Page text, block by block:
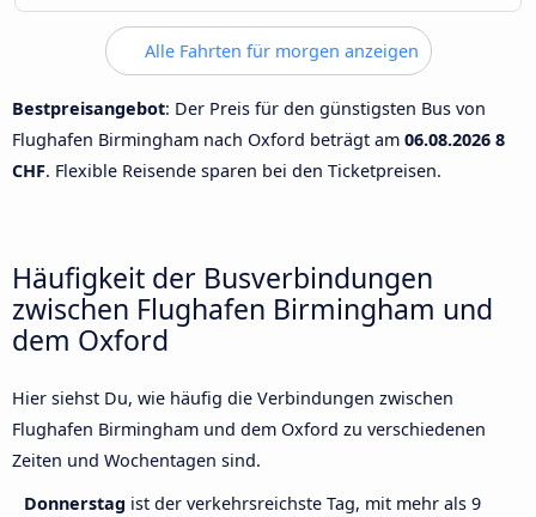
Alle Fahrten für morgen anzeigen
Bestpreisangebot: Der Preis für den günstigsten Bus von
Flughafen Birmingham nach Oxford beträgt am 06.08.2026 8
CHF. Flexible Reisende sparen bei den Ticketpreisen.
Häufigkeit der Busverbindungen
zwischen Flughafen Birmingham und
dem Oxford
Hier siehst Du, wie häufig die Verbindungen zwischen
Flughafen Birmingham und dem Oxford zu verschiedenen
Zeiten und Wochentagen sind.
Donnerstag ist der verkehrsreichste Tag, mit mehr als 9